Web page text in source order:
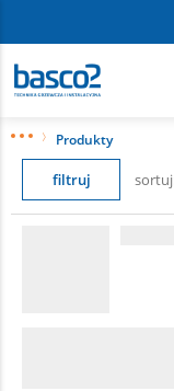
Produkty
filtruj sortuj